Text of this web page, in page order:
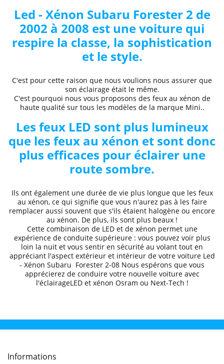
Led - Xénon Subaru Forester 2 de
2002 à 2008 est une voiture qui
respire la classe, la sophistication
et le style.
C'est pour cette raison que nous voulions nous assurer que
son éclairage était le même.
C'est pourquoi nous vous proposons des feux au xénon de
haute qualitésur tous les modèles de la marque Mini..
Les feux LED sont plus lumineux
que les feux au xénon et sont donc
plus efficaces pour éclairer une
route sombre.
Ils ont également une durée de vie plus longue que les feux
au xénon, ce qui signifie que vous n'aurez pas à les faire
remplacer aussi souvent que s'ils étaient halogène ou encore
au xénon. De plus, ils sont plus beaux !
Cette combinaison de LED et de xénon permet une
expérience de conduite supérieure: vous pouvez voir plus
loin la nuit et vous sentir en sécurité au volant tout en
appréciant l'aspect extérieur et intérieur de votre voiture Led
- Xénon Subaru Forester 2-08 Nous espérons que vous
apprécierez de conduirevotre nouvelle voiture avec
l'éclairageLED et xénon Osram ou Next-Tech !
Informations